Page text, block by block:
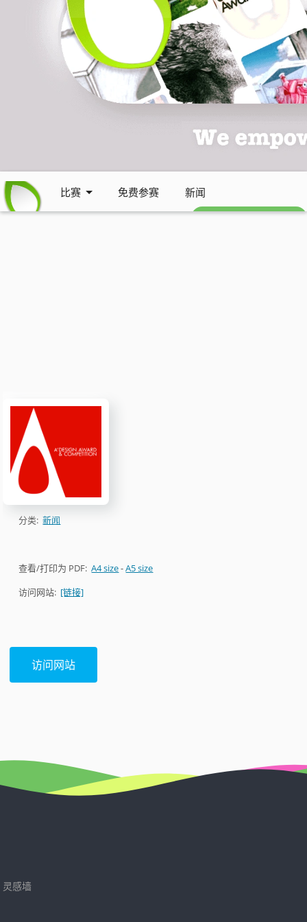
比赛 免费参赛 新闻
免费每周通讯 (英文)
分类:新闻
查看/打印为 PDF:A4 size-A5 size
访问网站: [链接]
访问网站
灵感墙